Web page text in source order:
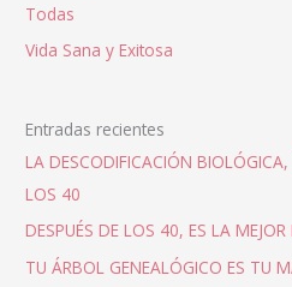
Todas
Vida Sana y Exitosa
Entradas recientes
LA DESCODIFICACIÓN
LOS 40
DESPUÉS DE LOS 40, ES LA
TU ÁRBOL GENEALÓGICO ES TU